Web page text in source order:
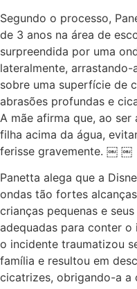
Segundo o processo,
de 3 anos na área de
surpreendida por uma
lateralmente,
sobre uma superfície de
abrasões profundas e
A mãe afirma que, ao ser
filha acima da água,
ferisse gravemente. ￼ ￼
Panetta alega que a
ondas tão fortes
crianças pequenas e
adequadas para conter
o incidente traumatizou
família e resultou em
cicatrizes, obrigando-a a